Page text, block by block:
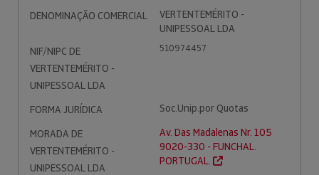
DENOMINAÇÃO COMERCIAL
VERTENTEMÉRITO -
UNIPESSOAL LDA
NIF/NIPC DE
VERTENTEMÉRITO -
UNIPESSOAL LDA
510974457
FORMA JURÍDICA
Soc.Unip.por Quotas
MORADA DE
VERTENTEMÉRITO -
UNIPESSOAL LDA
Av. Das Madalenas Nr. 105
9020-330 - FUNCHAL.
PORTUGAL.